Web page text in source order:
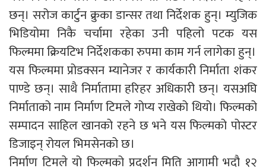
छन्। सरोज कार्टुन क्रुका डान्सर तथा निर्देशक हुन्। म्युजिक
भिडियोमा निकै चर्चामा रहेका उनी पहिलो पटक यस
फिल्ममा क्रियटिभ निर्देशकका रुपमा काम गर्न लागेका हुन्।
यस फिल्ममा प्रोडक्सन म्यानेजर र कार्यकारी निर्माता शंकर
पाण्डे छन्। साथै निर्मातामा हरिहर अधिकारी छन्। यसअघि
निर्माताको नाम निर्माण टिमले गोप्य राखेको थियो। फिल्मको
सम्पादन साहिल खानको रहने छ भने यस फिल्मको पोस्टर
डिजाइन् रोयल भिमसेनको छ।
निर्माण टिमले यो फिल्मको प्रदर्शन मिति आगामी भदौ १२